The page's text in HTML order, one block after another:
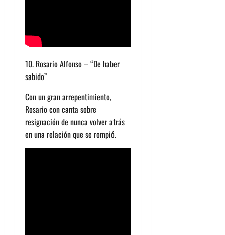
10. Rosario Alfonso – “De haber
sabido”
Con un gran arrepentimiento,
Rosario con canta sobre
resignación de nunca volver atrás
en una relación que se rompió.